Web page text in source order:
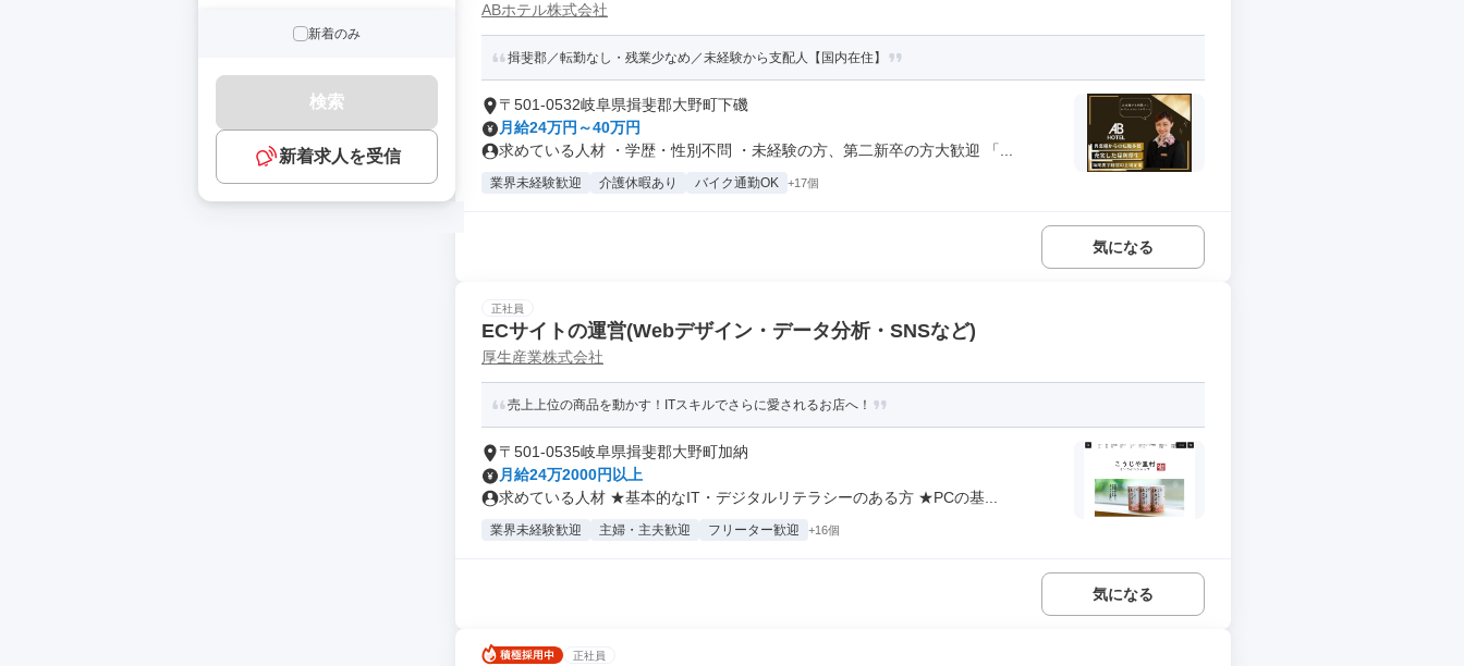
新着のみ
検索
新着求人を受信
ABホテル株式会社
揖斐郡／転勤なし・残業少なめ／未経験から支配人【国内在住】
〒501-0532岐阜県揖斐郡大野町下磯
月給24万円～40万円
求めている人材 ・学歴・性別不問 ・未経験の方、第二新卒の方大歓迎 「...
業界未経験歓迎 介護休暇あり バイク通勤OK +17個
気になる
正社員
ECサイトの運営(Webデザイン・データ分析・SNSなど)
厚生産業株式会社
売上上位の商品を動かす！ITスキルでさらに愛されるお店へ！
〒501-0535岐阜県揖斐郡大野町加納
月給24万2000円以上
求めている人材 ★基本的なIT・デジタルリテラシーのある方 ★PCの基...
業界未経験歓迎 主婦・主夫歓迎 フリーター歓迎 +16個
気になる
正社員